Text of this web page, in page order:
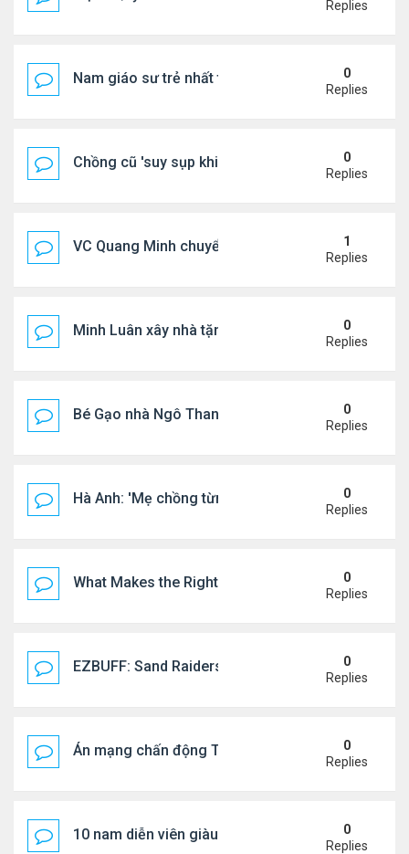
Replies
Nam giáo sư trẻ nhất thế giới ở tuổi 18
0
Replies
Chồng cũ 'suy sụp khi biết tin Nicole Kidman có
0
Replies
VC Quang Minh chuyển về tổ ấm
1
Replies
Minh Luân xây nhà tặng cha mẹ
0
Replies
Bé Gạo nhà Ngô Thanh Vân dễ thương trong tiệc
0
Replies
Hà Anh: 'Mẹ chồng từng ngạc nhiên vì tôi luôn trả
0
Replies
What Makes the Right Retail POS Matter?0
Replies
EZBUFF: Sand Raiders of Sophie Farming
0
Replies
Án mạng chấn động Thái lan: hai chị em người
0
Replies
10 nam diễn viên giàu nhất Trung Quốc 2026
0
Replies